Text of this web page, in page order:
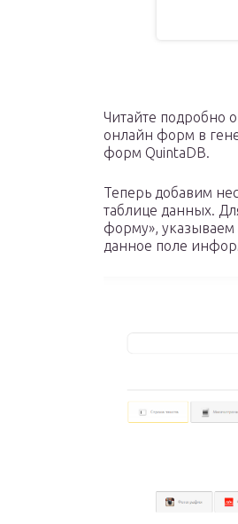
Читайте подробно
онлайн форм в
форм QuintaDB.
Теперь добавим
таблице данных.
форму», указываем
данное поле